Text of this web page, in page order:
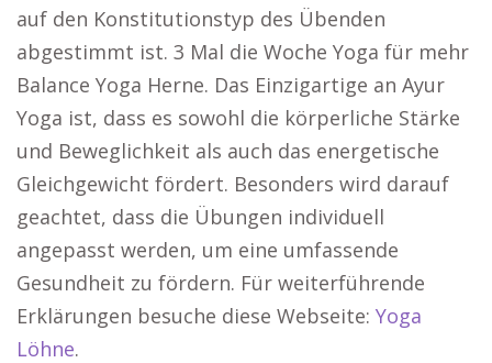
auf den Konstitutionstyp des Übenden
abgestimmt ist. 3 Mal die Woche Yoga für mehr
Balance Yoga Herne. Das Einzigartige an Ayur
Yoga ist, dass es sowohl die körperliche Stärke
und Beweglichkeit als auch das energetische
Gleichgewicht fördert. Besonders wird darauf
geachtet, dass die Übungen individuell
angepasst werden, um eine umfassende
Gesundheit zu fördern. Für weiterführende
Erklärungen besuche diese Webseite: Yoga
Löhne.